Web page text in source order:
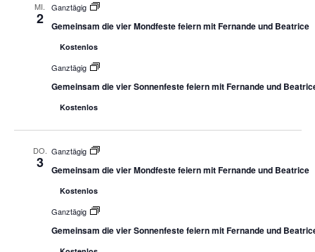
MI.
2
Ganztägig
Gemeinsam die vier Mondfeste feiern mit Fernande und Beatrice
Kostenlos
Ganztägig
Gemeinsam die vier Sonnenfeste feiern mit Fernande und
Kostenlos
DO.
3
Ganztägig
Gemeinsam die vier Mondfeste feiern mit Fernande und Beatrice
Kostenlos
Ganztägig
Gemeinsam die vier Sonnenfeste feiern mit Fernande und